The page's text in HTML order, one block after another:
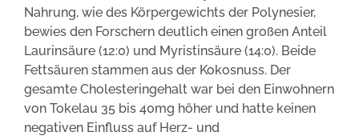
Nahrung, wie des Körpergewichts der Polynesier,
bewies den Forschern deutlich einen großen Anteil
Laurinsäure (12:0) und Myristinsäure (14:0). Beide
Fettsäuren stammen aus der Kokosnuss. Der
gesamte Cholesteringehalt war bei den Einwohnern
von Tokelau 35 bis 40mg höher und hatte keinen
negativen Einfluss auf Herz- und